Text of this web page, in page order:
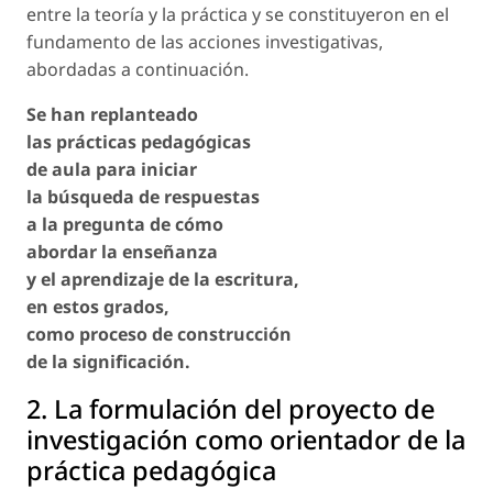
entre la teoría y la práctica y se constituyeron en el
fundamento de las acciones investigativas,
abordadas a continuación.
Se han replanteado
las prácticas pedagógicas
de aula para iniciar
la búsqueda de respuestas
a la pregunta de cómo
abordar la enseñanza
y el aprendizaje de la escritura,
en estos grados,
como proceso de construcción
de la significación.
2. La formulación del proyecto de
investigación como orientador de la
práctica pedagógica